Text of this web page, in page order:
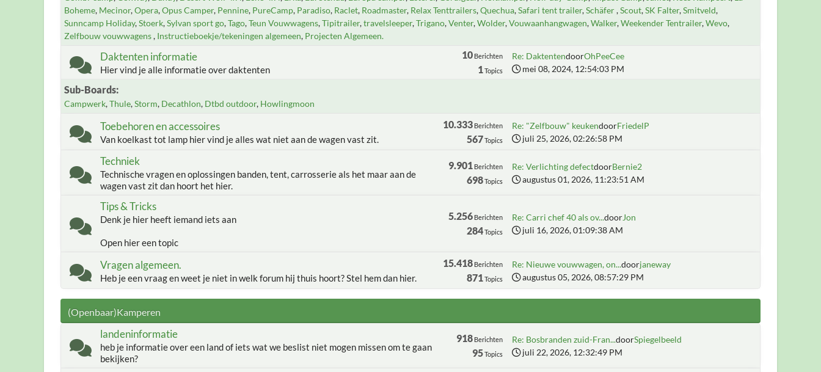
Boheme Mecinor Opera Opus Camper Pennine PureCamp Paradiso Raclet Roadmaster Relax Tenttrailers Quechua Safari tent trailer Schäfer Scout SK Falter Smitveld
Sunncamp Holiday Stoerk Sylvan sport go Tago Teun Vouwwagens Tipitrailer travelsleeper Trigano Venter Wolder Vouwaanhangwagen Walker Weekender Tentrailer Wevo
Zelfbouw vouwwagens Instructieboekje/tekeningen algemeen Projecten Algemeen.
Daktenten informatie
Hier vind je alle informatie over daktenten
10Berichten
1Topics
Re: DaktentendoorOhPeeCee
mei 08, 2024, 12:54:03 PM
Sub-Boards
Campwerk Thule Storm Decathlon Dtbd outdoor Howlingmoon
Toebehoren en accessoires
Van koelkast tot lamp hier vind je alles wat niet aan de wagen vast zit.
10.333Berichten
567Topics
Re: "Zelfbouw" keukendoorFriedelP
juli 25, 2026, 02:26:58 PM
Techniek
Technische vragen en oplossingen banden, tent, carrosserie als het maar aan de
wagen vast zit dan hoort het hier.
9.901 Berichten
698Topics
Re: Verlichting defectdoorBernie2
augustus 01, 2026, 11:23:51 AM
Tips & Tricks
Denk je hier heeft iemand iets aan
Open hier een topic
5.256Berichten
284Topics
Re: Carri chef 40 als ov...doorJon
juli 16, 2026, 01:09:38 AM
Vragen algemeen.
Heb je een vraag en weet je niet in welk forum hij thuis hoort? Stel hem dan hier.
15.418Berichten
871 Topics
Re: Nieuwe vouwwagen, on...doorjaneway
augustus 05, 2026, 08:57:29 PM
(Openbaar)Kamperen
landeninformatie
heb je informatie over een land of iets wat we beslist niet mogen missen om te gaan
bekijken?
918Berichten
95Topics
Re: Bosbranden zuid-Fran...doorSpiegelbeeld
juli 22, 2026, 12:32:49 PM